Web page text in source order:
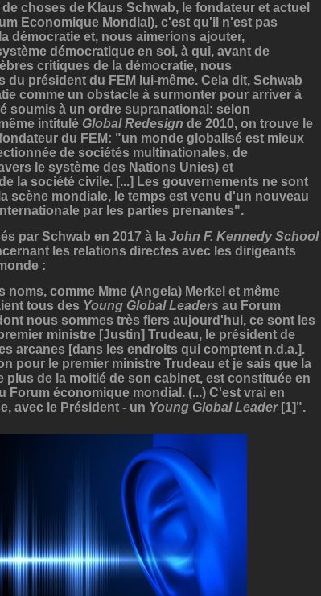
choses de Klaus Schwab, le fondateur et actuel
Economique Mondial), c'est qu'il n'est pas
démocratie et, nous aimerions ajouter,
démocratique en soi, à qui, avant de
critiques de la démocratie, nous
du président du FEM lui-même. Cela dit, Schwab
comme un obstacle à surmonter pour arriver à
soumis à un ordre supranational: selon
intitulé Global Redesign de 2010, on trouve le
du FEM: "un monde globalisé est mieux
de sociétés multinationales, de
le système des Nations Unies) et
la société civile. [...] Les gouvernements ne sont
scène mondiale, le temps est venu d'un nouveau
par les parties prenantes".
par Schwab en 2017 à la John F. Kennedy School
les relations directes avec les dirigeants
:
comme Mme (Angela) Merkel et même
tous des Young Global Leaders au Forum
nous sommes très fiers aujourd'hui, ce sont les
ministre [Justin] Trudeau, le président de
arcanes [dans les endroits qui comptent n.d.a.].
pour le premier ministre Trudeau et je sais que la
plus de la moitié de son cabinet, est constituée en
Forum économique mondial. (...) C'est vrai en
avec le Président - un Young Global Leader [1]".